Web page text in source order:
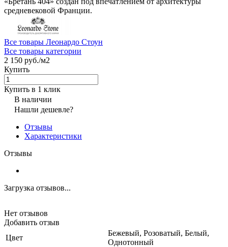
средневековой Франции.
Все товары Леонардо Стоун
Все товары категории
2 150 руб./м2
Купить
Купить в 1 клик
В наличии
Нашли дешевле?
Отзывы
Характеристики
Отзывы
Загрузка отзывов...
Нет отзывов
Добавить отзыв
Цвет
Бежевый, Розоватый, Белый,
Однотонный